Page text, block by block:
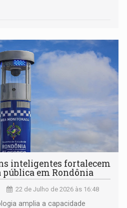
inteligentes fortalecem
pública em Rondônia
22 de Julho de 2026 às 16:48
amplia a capacidade